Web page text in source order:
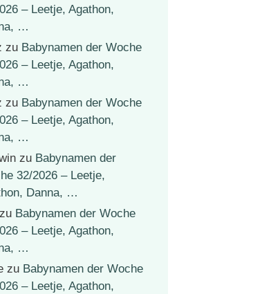
– Leetje, Agathon,
…
zu Babynamen der Woche
– Leetje, Agathon,
…
zu Babynamen der Woche
– Leetje, Agathon,
…
zu Babynamen der
32/2026 – Leetje,
Danna, …
zu Babynamen der Woche
– Leetje, Agathon,
…
zu Babynamen der Woche
– Leetje, Agathon,